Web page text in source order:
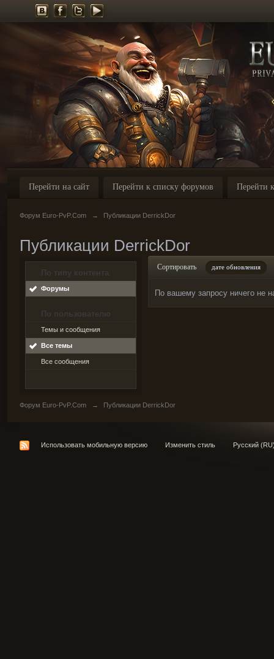
Перейти на сайт Перейти к списку форумов Перейти
Форум Euro-PvP.Com → Публикации DerrickDor
Публикации DerrickDor
По типу контента
Форумы
По пользователю
Темы и сообщения
Все темы
Все сообщения
Сортировать дате обновления
По вашему запросу ничего не
Форум Euro-PvP.Com → Публикации DerrickDor
Использовать мобильную версию Изменить стиль Русский